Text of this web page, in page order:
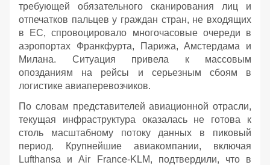
требующей обязательного сканирования лиц и
отпечатков пальцев у граждан стран, не входящих
в ЕС, спровоцировало многочасовые очереди в
аэропортах Франкфурта, Парижа, Амстердама и
Милана. Ситуация привела к массовым
опозданиям на рейсы и серьезным сбоям в
логистике авиаперевозчиков.
По словам представителей авиационной отрасли,
текущая инфраструктура оказалась не готова к
столь масштабному потоку данных в пиковый
период. Крупнейшие авиакомпании, включая
Lufthansa и Air France-KLM, подтвердили, что в